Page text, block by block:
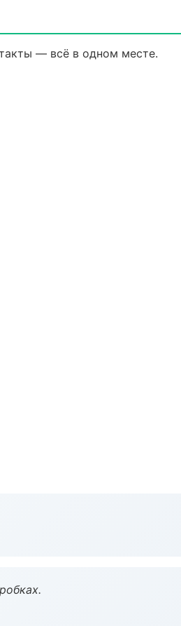
— всё в одном месте.